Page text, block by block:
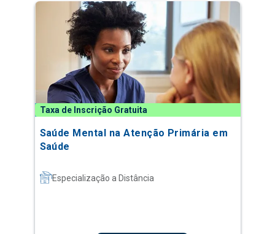
Taxa de Inscrição Gratuita
Saúde Mental na Atenção Primária em
Saúde
Especialização a Distância